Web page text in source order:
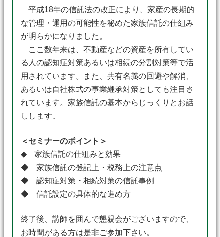
平成18年の信託法の改正により、家産の長期的
な管理・運用の可能性を秘めた家族信託の仕組み
が明らかになりました。
ここ数年来は、不動産などの資産を所有してい
る人の認知症対策あるいは相続の分割対策等で活
用されています。また、共有名義の回避や解消、
あるいは自社株式の事業継承対策としても注目さ
れています。家族信託の基本からじっくりとお話
しします。
＜セミナーのポイント＞
◆ 家族信託の仕組みと効果
◆ 家族信託の登記上・税務上の注意点
◆ 認知症対策・相続対策の信託事例
◆ 信託設定の具体的な進め方
終了後、講師を囲んで懇親会がございますので、
お時間がある方は是非ご参加下さい。